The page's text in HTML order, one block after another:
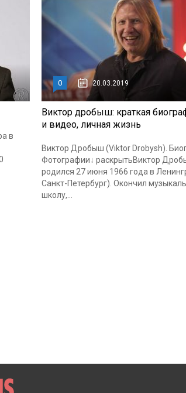
в
0 20.03.2019
Виктор дробыш: краткая
и видео, личная жизнь
Виктор Дробыш (Viktor Drobysh).
Фотографии↓ раскрытьВиктор
родился 27 июня 1966 года в
Санкт-Петербург). Окончил
школу,...